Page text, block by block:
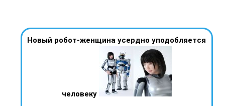
Новый робот-женщина усердно уподобляется
человеку